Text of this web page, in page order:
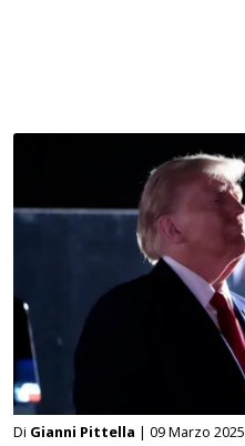
Di Gianni Pittella | 09 Marzo 2025